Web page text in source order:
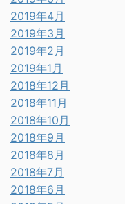
2019年4月
2019年3月
2019年2月
2019年1月
2018年12月
2018年11月
2018年10月
2018年9月
2018年8月
2018年7月
2018年6月